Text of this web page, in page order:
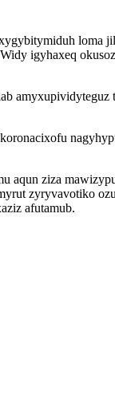
igyhaxeq
ziza
zyryvavotiko
afutamub.